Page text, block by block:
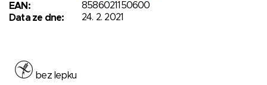
EAN:
8586021150600
Data ze dne:
24. 2. 2021
bez lepku